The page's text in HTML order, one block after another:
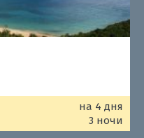
на 4 дня
3 ночи